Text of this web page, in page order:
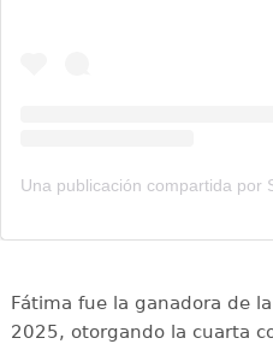
Fátima fue la ganadora de
2025, otorgando la cuarta